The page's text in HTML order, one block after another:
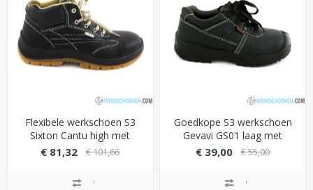
Flexibele werkschoen S3
Sixton Cantu high met
waterafstotende leder
€ 81,32 € 101,66
Goedkope S3 werkschoen
Gevavi GS01 laag met
stevige PU overneus
€ 39,00 € 55,00